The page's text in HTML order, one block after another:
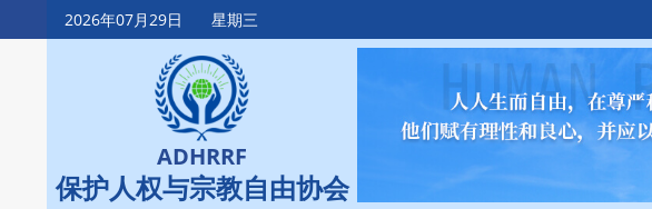
2026年07月29日 星期三
Skip
to
ADHRRF
保护人权与宗教自由协会